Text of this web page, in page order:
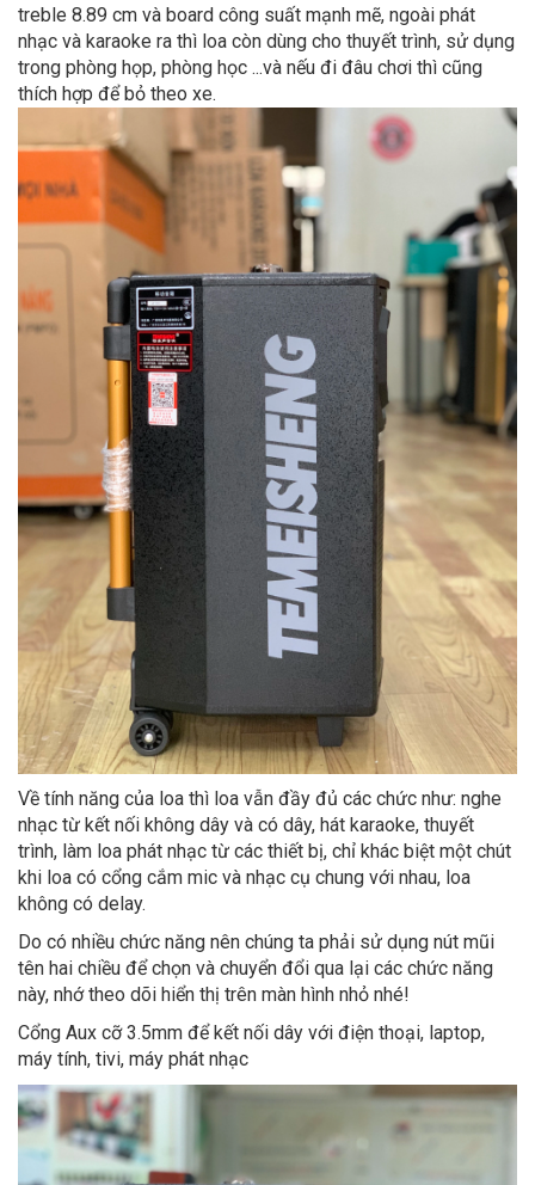
treble 8.89 cm và board công suất mạnh mẽ, ngoài phát
nhạc và karaoke ra thì loa còn dùng cho thuyết trình, sử dụng
trong phòng họp, phòng học ...và nếu đi đâu chơi thì cũng
thích hợp để bỏ theo xe.
Về tính năng của loa thì loa vẫn đầy đủ các chức như: nghe
nhạc từ kết nối không dây và có dây, hát karaoke, thuyết
trình, làm loa phát nhạc từ các thiết bị, chỉ khác biệt một chút
khi loa có cổng cắm mic và nhạc cụ chung với nhau, loa
không có delay.
Do có nhiều chức năng nên chúng ta phải sử dụng nút mũi
tên hai chiều để chọn và chuyển đổi qua lại các chức năng
này, nhớ theo dõi hiển thị trên màn hình nhỏ nhé!
Cổng Aux cỡ 3.5mm để kết nối dây với điện thoại, laptop,
máy tính, tivi, máy phát nhạc